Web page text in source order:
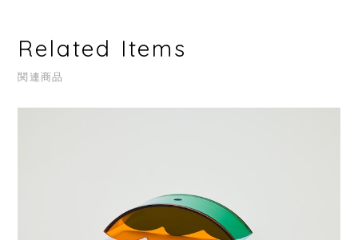
Related Items
関連商品